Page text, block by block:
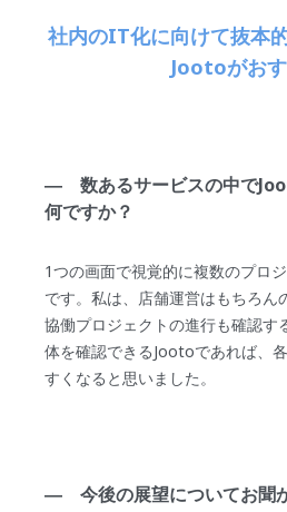
社内のIT化に向けて抜本
Jootoがお
― 数あるサービスの中で
何ですか？
1つの画面で視覚的に複数のプロ
です。私は、店舗運営はもちろん
協働プロジェクトの進行も確認す
体を確認できるJootoであれば、
すくなると思いました。
― 今後の展望についてお聞か